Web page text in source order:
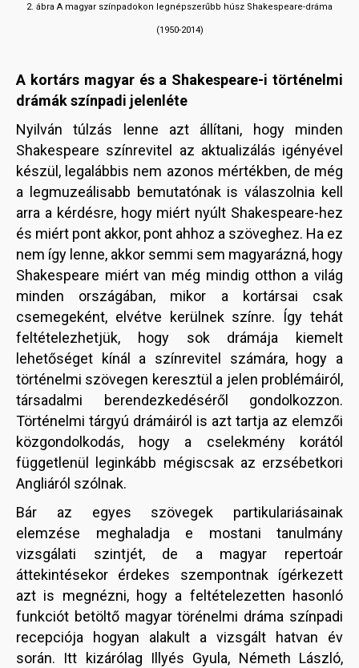
2. ábra A magyar színpadokon legnépszerűbb húsz Shakespeare-dráma
(1950-2014)
A kortárs magyar és a Shakespeare-i történelmi
drámák színpadi jelenléte
Nyilván túlzás lenne azt állítani, hogy minden
Shakespeare színrevitel az aktualizálás igényével
készül, legalábbis nem azonos mértékben, de még
a legmuzeálisabb bemutatónak is válaszolnia kell
arra a kérdésre, hogy miért nyúlt Shakespeare-hez
és miért pont akkor, pont ahhoz a szöveghez. Ha ez
nem így lenne, akkor semmi sem magyarázná, hogy
Shakespeare miért van még mindig otthon a világ
minden országában, mikor a kortársai csak
csemegeként, elvétve kerülnek színre. Így tehát
feltételezhetjük, hogy sok drámája kiemelt
lehetőséget kínál a színrevitel számára, hogy a
történelmi szövegen keresztül a jelen problémáiról,
társadalmi berendezkedéséről gondolkozzon.
Történelmi tárgyú drámáiról is azt tartja az elemzői
közgondolkodás, hogy a cselekmény korától
függetlenül leginkább mégiscsak az erzsébetkori
Angliáról szólnak.
Bár az egyes szövegek partikulariásainak
elemzése meghaladja e mostani tanulmány
vizsgálati szintjét, de a magyar repertoár
áttekintésekor érdekes szempontnak ígérkezett
azt is megnézni, hogy a feltételezetten hasonló
funkciót betöltő magyar törénelmi dráma színpadi
recepciója hogyan alakult a vizsgált hatvan év
során. Itt kizárólag Illyés Gyula, Németh László,